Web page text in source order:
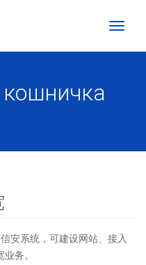
Toggle
安系统，可建设网站、接入
务。